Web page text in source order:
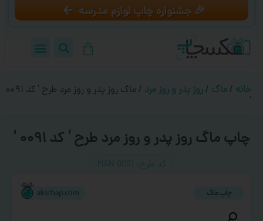
🎉 جشنواره چاپ لوازم مدرسه
خانه / ماگ / روز پدر و روز مرد
/ ماگ روز پدر و روز مرد طرح ‘ کد ۰۰۹۱
‘
چاپ ماگ روز پدر و روز مرد طرح ‘ کد ۰۰۹۱ ‘